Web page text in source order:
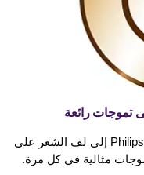
تموجات رائعة
يعمد جهاز تجعيد الشعر ProCare Auto من Philips إلى لف الشعر على
مثالية في كل مرة.